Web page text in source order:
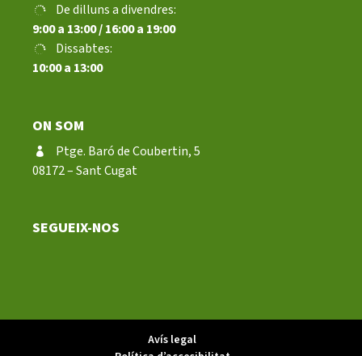
De dilluns a divendres:
9:00 a 13:00 / 16:00 a 19:00
Dissabtes:
10:00 a 13:00
ON SOM
Ptge. Baró de Coubertin, 5
08172 – Sant Cugat
SEGUEIX-NOS
Avís legal